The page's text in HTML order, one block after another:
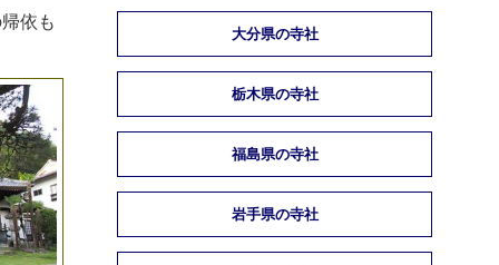
依も
大分県の寺社
栃木県の寺社
福島県の寺社
岩手県の寺社